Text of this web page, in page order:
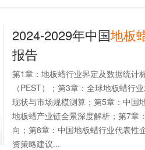
2024-2029年中国地板
报告
第1章：地板蜡行业界定及数据统计
（PEST）；第3章：全球地板蜡行
现状与市场规模测算；第5章：中国
地板蜡产业链全景深度解析；第7章
向；第8章：中国地板蜡行业代表性
资策略建议...